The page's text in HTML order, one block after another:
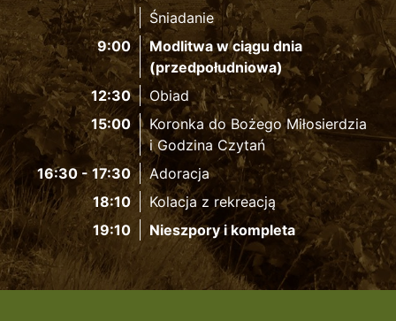
Śniadanie
9:00
Modlitwa w ciągu dnia
(przedpołudniowa)
12:30
Obiad
15:00
Koronka do Bożego Miłosierdzia
i Godzina Czytań
16:30 - 17:30
Adoracja
18:10
Kolacja z rekreacją
19:10
Nieszpory i kompleta